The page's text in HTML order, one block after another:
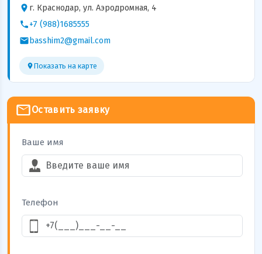
г. Краснодар, ул. Аэродромная, 4
+7 (988)1685555
basshim2@gmail.com
Показать на карте
Оставить заявку
Ваше имя
Телефон